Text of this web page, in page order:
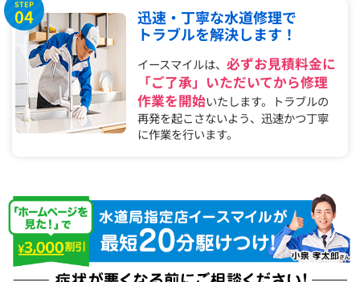
STEP
04
迅速・丁寧な水道修理で
トラブルを解決します！
イースマイルは、必ずお見積料金に
「ご了承」いただいてから修理
作業を開始いたします。トラブルの
再発を起こさないよう、迅速かつ丁寧
に作業を行います。